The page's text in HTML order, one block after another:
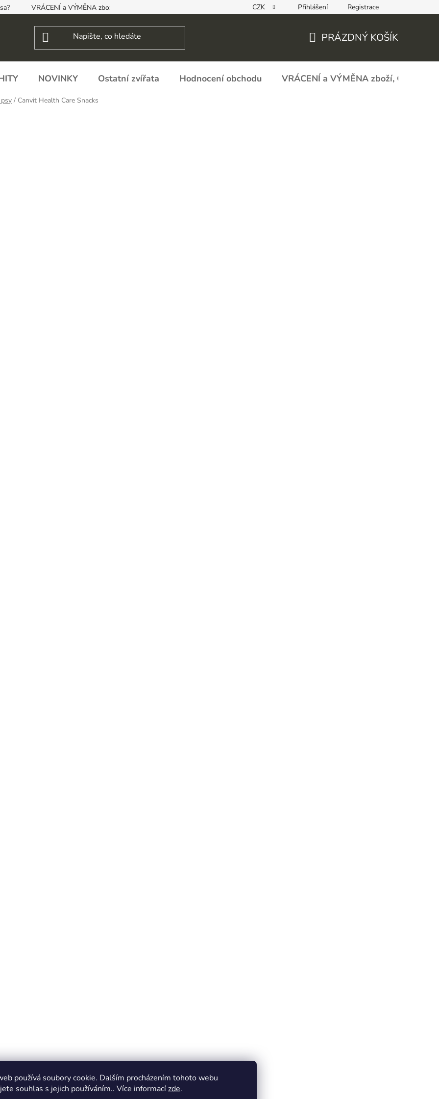
používá soubory cookie. Dalším procházením tohoto webu
souhlas s jejich používáním.. Více informacízde.
VRÁCENÍ a VÝMĚNA zboží, ODSTOUPENÍ OD SMLOUVY REKLAMAČNÍ FORMULÁŘ - zboží s vadou
CZK Přihlášení Registrace
KOŠÍK
PRÁZDNÝ KOŠÍK
NOVINKY Ostatní zvířata Hodnocení obchodu VRÁCENÍ a VÝMĚNA zboží,
/ Canvit Health Care Snacks